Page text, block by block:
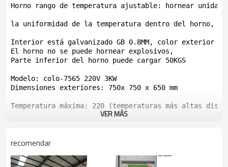
Horno rango de temperatura ajustable: hornear unidad
la uniformidad de la temperatura dentro del horno,
Interior está galvanizado GB 0.8MM, color exterior de
El horno no se puede hornear explosivos ,
Parte inferior del
horno puede cargar 50KGS
Modelo: colo-7565 220V 3KW
Dimensiones exteriores : 750x 750 x 650 mm
Temperatura máxima: 220 (temperaturas más altas
VER MÁS
recomendar